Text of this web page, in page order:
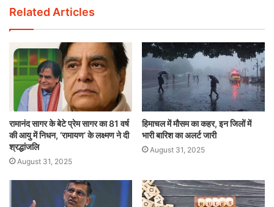
Related Articles
रामानंद सागर के बेटे प्रेम सागर का 81 वर्ष
की आयु में निधन, ‘रामायण’ के लक्ष्मण ने दी
श्रद्धांजलि
August 31, 2025
हिमाचल में मौसम का कहर, इन जिलों में
भारी बारिश का अलर्ट जारी
August 31, 2025